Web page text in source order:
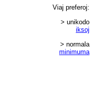
Viaj preferoj:
> unikodo
iksoj
> normala
minimuma